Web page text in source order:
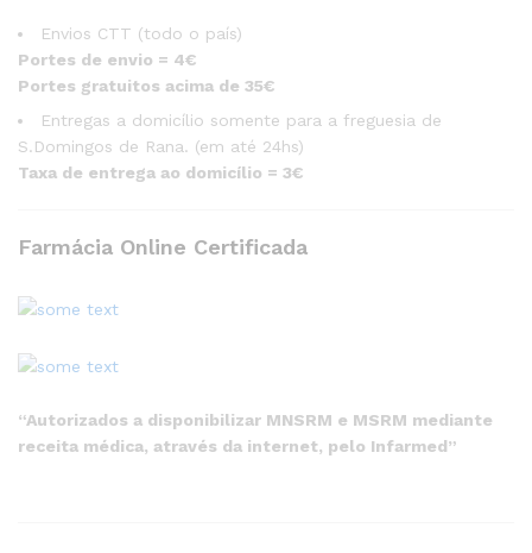
Envios CTT (todo o país)
Portes de envio = 4€
Portes gratuitos acima de 35€
Entregas a domicílio somente para a freguesia de
S.Domingos de Rana. (em até 24hs)
Taxa de entrega ao domicílio = 3€
Farmácia Online Certificada
“Autorizados a disponibilizar MNSRM e MSRM mediante
receita médica, através da internet, pelo Infarmed”